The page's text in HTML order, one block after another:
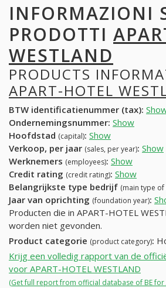
INFORMAZIONI
PRODOTTI
WESTLAND
PRODUCTS
APART-HOTEL
BTW identificatienummer (tax):
Ondernemingsnummer: Show
Hoofdstad (capital): Show
Verkoop, per jaar (sales, per year): Show
Werknemers (employees): Show
Credit rating (credit rating): Show
Belangrijkste type bedrijf (main type
Jaar van oprichting (foundation year):
Producten die in APART-HOTEL
worden niet gevonden.
Product categorie (product category):
Krijg een volledig rapport van de
voor APART-HOTEL WESTLAND
(Get full report from official database of BE for